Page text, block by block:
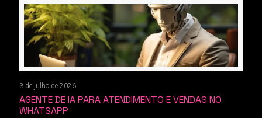
3 de julho de 2026
AGENTE DE IA PARA ATENDIMENTO E VENDAS NO
WHATSAPP